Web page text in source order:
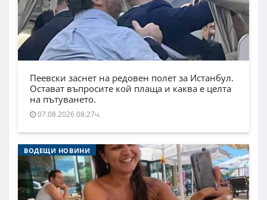
Пеевски заснет на редовен полет за Истанбул.
Остават въпросите кой плаща и каква е целта
на пътуването.
07.08.2026 08:27ч.
ВОДЕЩИ НОВИНИ